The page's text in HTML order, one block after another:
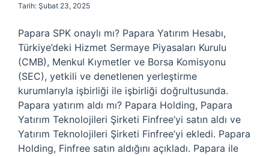
Tarih: Şubat 23, 2025
Papara SPK onaylı mı? Papara Yatırım Hesabı,
Türkiye’deki Hizmet Sermaye Piyasaları Kurulu
(CMB), Menkul Kıymetler ve Borsa Komisyonu
(SEC), yetkili ve denetlenen yerleştirme
kurumlarıyla işbirliği ile işbirliği doğrultusunda.
Papara yatırım aldı mı? Papara Holding, Papara
Yatırım Teknolojileri Şirketi Finfree’yi satın aldı ve
Yatırım Teknolojileri Şirketi Finfree’yi ekledi. Papara
Holding, Finfree satın aldığını açıkladı. Papara ile